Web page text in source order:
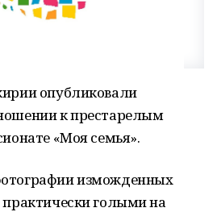
опубликовали
к престарелым
«Моя семья».
изможденных
голыми на